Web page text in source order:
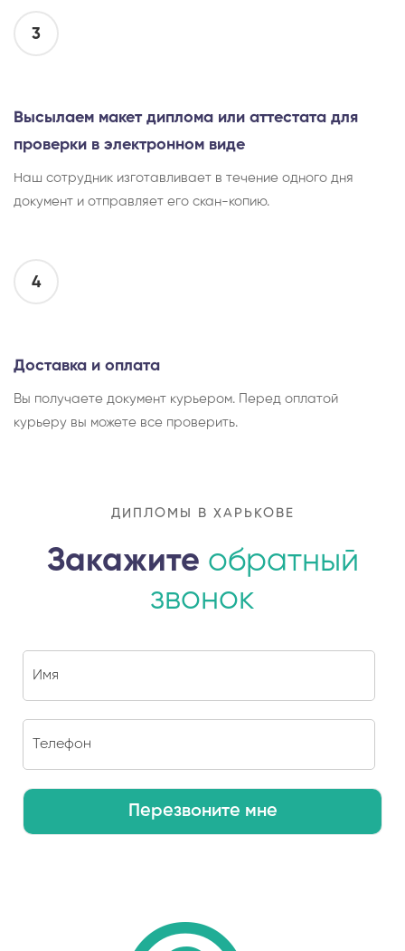
3
Высылаем макет диплома или аттестата для
проверки в электронном виде
Наш сотрудник изготавливает в течение одного дня
документ и отправляет его скан-копию.
4
Доставка и оплата
Вы получаете документ курьером. Перед оплатой
курьеру вы можете все проверить.
ДИПЛОМЫ В ХАРЬКОВЕ
Закажите обратный
звонок
Перезвоните мне